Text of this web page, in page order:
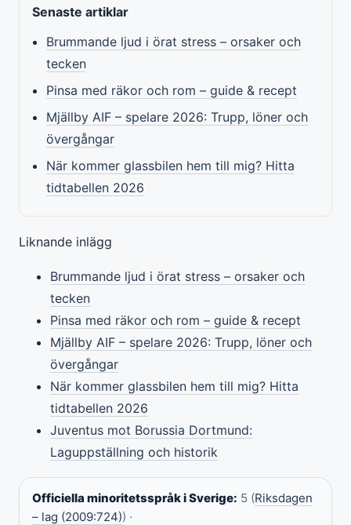
Senaste artiklar
Brummande ljud i örat stress – orsaker och
tecken
Pinsa med räkor och rom – guide & recept
Mjällby AIF – spelare 2026: Trupp, löner och
övergångar
När kommer glassbilen hem till mig? Hitta
tidtabellen 2026
Liknande inlägg
Brummande ljud i örat stress – orsaker och
tecken
Pinsa med räkor och rom – guide & recept
Mjällby AIF – spelare 2026: Trupp, löner och
övergångar
När kommer glassbilen hem till mig? Hitta
tidtabellen 2026
Juventus mot Borussia Dortmund:
Laguppställning och historik
Officiella minoritetsspråk i Sverige: 5 (Riksdagen
– lag (2009:724)) ·